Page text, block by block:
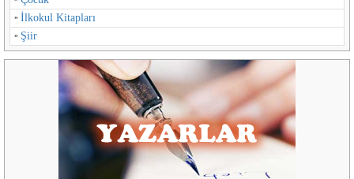
İlkokul Kitapları
Şiir